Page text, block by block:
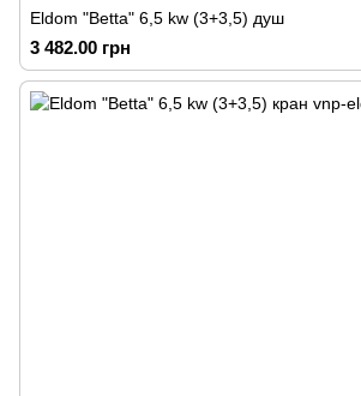
Eldom "Betta" 6,5 kw (3+3,5) душ
3 482.00 грн